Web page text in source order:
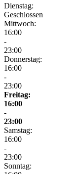
Dienstag:
Geschlossen
Mittwoch:
16:00
-
23:00
Donnerstag:
16:00
-
23:00
Freitag:
16:00
-
23:00
Samstag:
16:00
-
23:00
Sonntag: